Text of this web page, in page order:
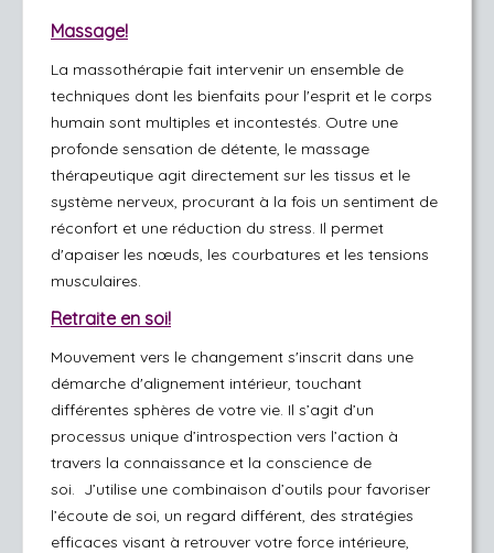
Massage!
La massothérapie fait intervenir un ensemble de
techniques dont les bienfaits pour l'esprit et le corps
humain sont multiples et incontestés. Outre une
profonde sensation de détente, le massage
thérapeutique agit directement sur les tissus et le
système nerveux, procurant à la fois un sentiment de
réconfort et une réduction du stress. Il permet
d'apaiser les nœuds, les courbatures et les tensions
musculaires.
Retraite en soi!
Mouvement vers le changement s'inscrit dans une
démarche d'alignement intérieur, touchant
différentes sphères de votre vie. Il s’agit d’un
processus unique d’introspection vers l’action à
travers la connaissance et la conscience de
soi. J’utilise une combinaison d’outils pour favoriser
l’écoute de soi, un regard différent, des stratégies
efficaces visant à retrouver votre force intérieure,